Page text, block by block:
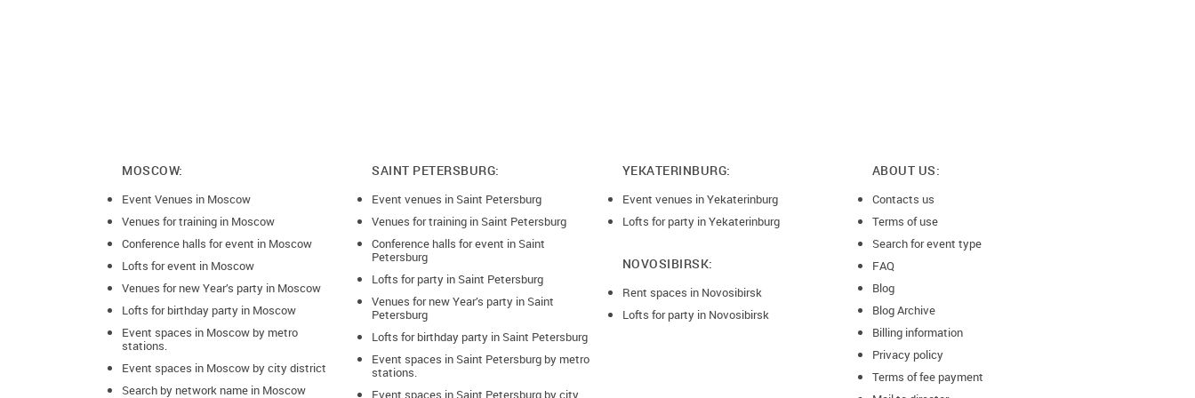
если мероприятие заканчивается после 00:00, то к стоимости
рублей за ночной административный сбор, для работы охраны в
ночное время
если на мероприятии используются: хлопушки, конфетти,
мыльные пузыри, бумажная дискотека, пиньята, то к
"стандартной уборке" прибавляется оплата за "сложную уборку"
на площадке после мероприятия - 2500 руб
MOSCOW:
Event Venues in Moscow
Venues for training in Moscow
Conference halls for event in Moscow
Lofts for event in Moscow
Venues for new Year’s party in Moscow
Lofts for birthday party in Moscow
Event spaces in Moscow by metro
stations.
Event spaces in Moscow by city district
Search by network name in Moscow
SAINT PETERSBURG:
Event venues in Saint Petersburg
Venues for training in Saint Petersburg
Conference halls for event in Saint
Petersburg
Lofts for party in Saint Petersburg
Venues for new Year’s party in Saint
Petersburg
Lofts for birthday party in Saint Petersburg
Event spaces in Saint Petersburg by metro
stations.
Event spaces in Saint Petersburg by city
YEKATERINBURG:
Event venues in Yekaterinburg
Lofts for party in Yekaterinburg
NOVOSIBIRSK:
Rent spaces in Novosibirsk
Lofts for party in Novosibirsk
ABOUT US:
Contacts us
Terms of use
Search for event type
FAQ
Blog
Blog Archive
Billing information
Privacy policy
Terms of fee payment